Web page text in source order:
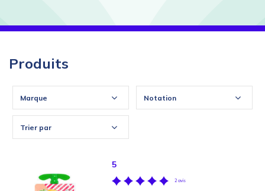
Produits
Marque Notation
Trier par
5
2 avis